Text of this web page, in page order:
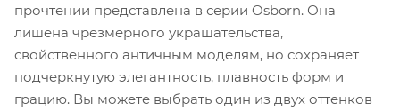
прочтении представлена в серии Osborn. Она
лишена чрезмерного украшательства,
свойственного античным моделям, но сохраняет
подчеркнутую элегантность, плавность форм и
грацию. Вы можете выбрать один из двух оттенков